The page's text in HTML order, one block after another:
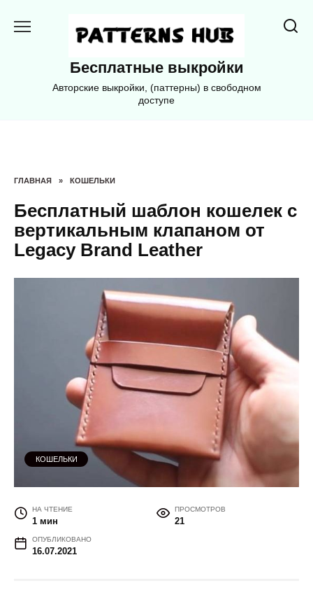
Бесплатные выкройки
Авторские выкройки, (паттерны) в свободном
доступе
ГЛАВНАЯ » КОШЕЛЬКИ
Бесплатный шаблон кошелек с
вертикальным клапаном от
Legacy Brand Leather
КОШЕЛЬКИ
НА ЧТЕНИЕ
1 мин
ПРОСМОТРОВ
21
ОПУБЛИКОВАНО
16.07.2021